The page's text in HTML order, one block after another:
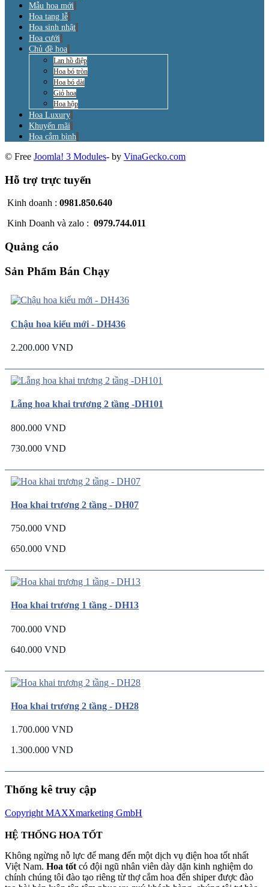
Mẫu hoa mới
Hoa tang lễ
Hoa sinh nhật
Hoa cưới
Chủ đề hoa
Lan hồ điệp
Hoa bó tròn
Hoa bó dài
Giỏ hoa
Hoa hộp
Hoa Luxury
Khuyến mãi
Hoa cắm bình
© Free Joomla! 3 Modules- by VinaGecko.com
Hỗ trợ trực tuyến
Kinh doanh : 0981.850.640
Kinh Doanh và zalo : 0979.744.011
Quảng cáo
Sản Phẩm Bán Chạy
Chậu hoa kiểu mới - DH436
2.200.000 VND
Lẵng hoa khai trương 2 tầng -DH101
800.000 VND
730.000 VND
Hoa khai trương 2 tầng - DH07
750.000 VND
650.000 VND
Hoa khai trương 1 tầng - DH13
700.000 VND
640.000 VND
Hoa khai trương 2 tầng - DH28
1.700.000 VND
1.300.000 VND
Thống kê truy cập
Copyright MAXXmarketing GmbH
HỆ THỐNG HOA TỐT
Không ngừng nỗ lực để mang đến một dịch vụ điện hoa tốt nhất
Việt Nam. Hoa tốt có đội ngũ nhân viên dày dặn kinh nghiệm do
chính chúng tôi đào tạo riêng từ thợ cắm hoa đến shiper được đào